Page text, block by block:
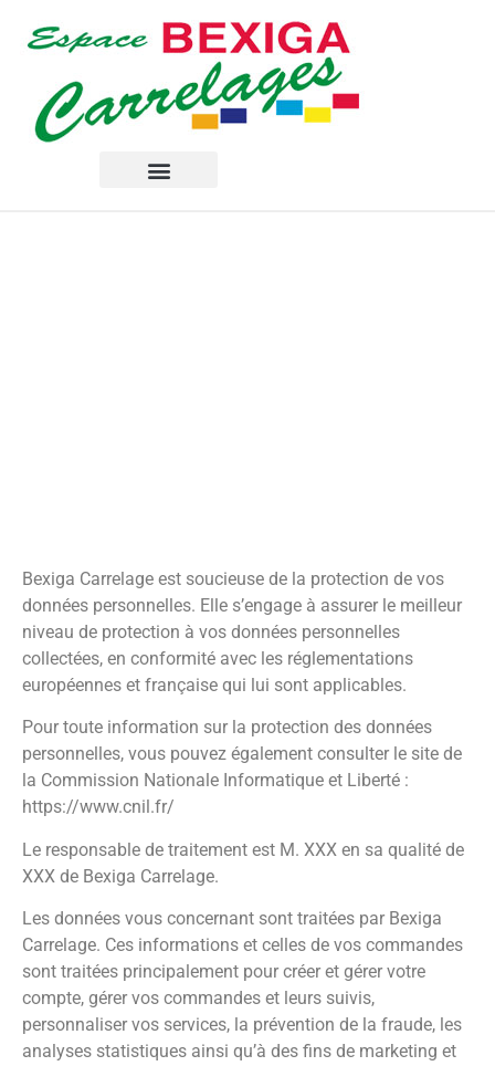
Bexiga Carrelage est soucieuse de la protection de vos
données personnelles. Elle s’engage à assurer le meilleur
niveau de protection à vos données personnelles
collectées, en conformité avec les réglementations
européennes et française qui lui sont applicables.
Pour toute information sur la protection des données
personnelles, vous pouvez également consulter le site de
la Commission Nationale Informatique et Liberté :
https://www.cnil.fr/
Le responsable de traitement est M. XXX en sa qualité de
XXX de Bexiga Carrelage.
Les données vous concernant sont traitées par Bexiga
Carrelage. Ces informations et celles de vos commandes
sont traitées principalement pour créer et gérer votre
compte, gérer vos commandes et leurs suivis,
personnaliser vos services, la prévention de la fraude, les
analyses statistiques ainsi qu’à des fins de marketing et